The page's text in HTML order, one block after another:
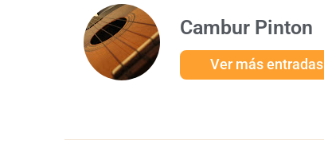
Cambur Pinton
Ver más entradas